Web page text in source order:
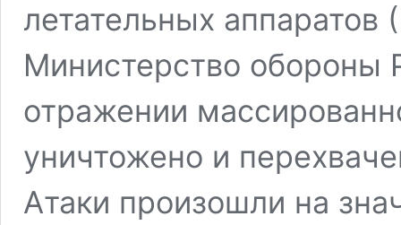
летательных
Министерство обороны
отражении
уничтожено и
Атаки произошли на